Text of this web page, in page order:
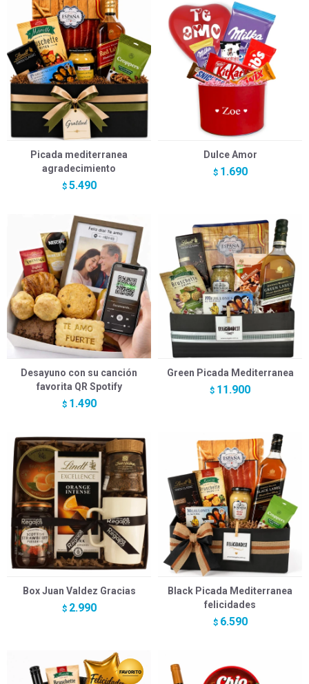
Picada mediterranea
agradecimiento
$ 5.490
Dulce Amor
$ 1.690
Desayuno con su canción
favorita QR Spotify
$ 1.490
Green Picada Mediterranea
$ 11.900
Box Juan Valdez Gracias
$ 2.990
Black Picada Mediterranea
felicidades
$ 6.590